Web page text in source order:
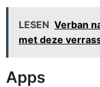
LESEN Verban
met deze
Apps